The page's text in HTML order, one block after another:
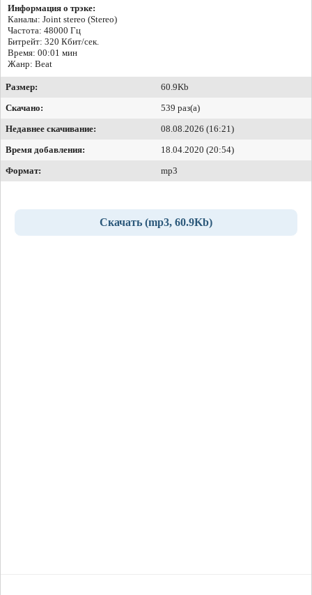
Информация о трэке:
Каналы: Joint stereo (Stereo)
Частота: 48000 Гц
Битрейт: 320 Кбит/сек.
Время: 00:01 мин
Жанр: Beat
Размер:
60.9Kb
Скачано:
539 раз(а)
Недавнее скачивание:
08.08.2026 (16:21)
Время добавления:
18.04.2020 (20:54)
Формат:
mp3
Скачать (mp3, 60.9Kb)